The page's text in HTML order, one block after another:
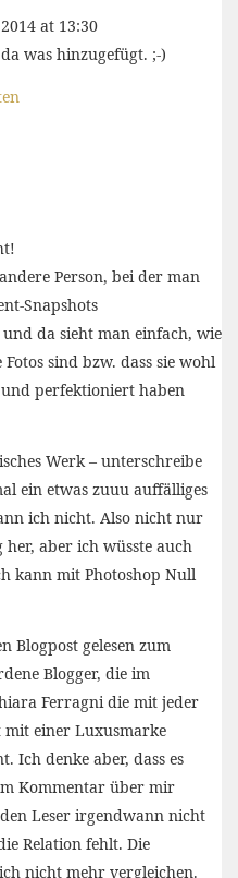
at 13:30
was hinzugefügt. ;-)
Person, bei der man
Snapshots
da sieht man einfach, wie
sind bzw. dass sie wohl
perfektioniert haben
Werk – unterschreibe
ein etwas zuuu auffälliges
ich nicht. Also nicht nur
aber ich wüsste auch
kann mit Photoshop Null
Blogpost gelesen zum
Blogger, die im
Ferragni die mit jeder
mit einer Luxusmarke
Ich denke aber, dass es
Kommentar über mir
Leser irgendwann nicht
Relation fehlt. Die
nicht mehr vergleichen.